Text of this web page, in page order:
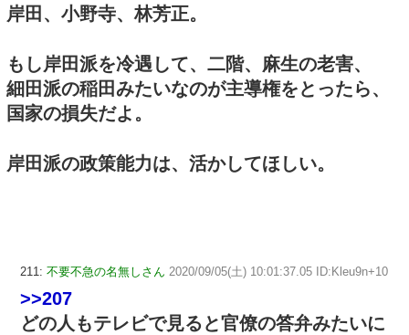
岸田、小野寺、林芳正。
もし岸田派を冷遇して、二階、麻生の老害、
細田派の稲田みたいなのが主導権をとったら、
国家の損失だよ。
岸田派の政策能力は、活かしてほしい。
211: 不要不急の名無しさん 2020/09/05(土) 10:01:37.05 ID:Kleu9n+10
>>207
どの人もテレビで見ると官僚の答弁みたいに